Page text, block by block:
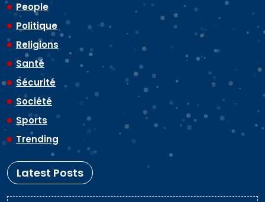
People
Politique
Religions
Santé
Sécurité
Société
Sports
Trending
Latest Posts